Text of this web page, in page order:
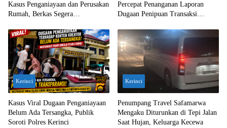
Kasus Penganiayaan dan Perusakan
Rumah, Berkas Segera
Percepat Penanganan Laporan
Dugaan Penipuan Transaksi
Kerinci
Kasus Viral Dugaan Penganiayaan
Belum Ada Tersangka, Publik
Soroti Polres Kerinci
Kerinci
Penumpang Travel Safamarwa
Mengaku Diturunkan di Tepi Jalan
Saat Hujan, Keluarga Kecewa